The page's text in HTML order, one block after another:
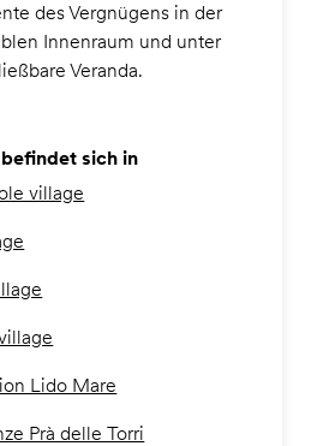
des Vergnügens in der
Innenraum und unter
Veranda.
sich in
village
Lido Mare
Prà delle Torri